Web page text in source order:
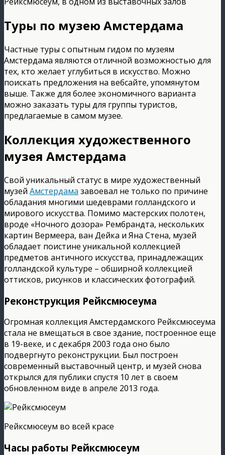
Туры по музею Амстердама
Частные туры с опытным гидом по музеям
Амстердама являются отличной возможностью для
тех, кто желает углубиться в искусство. Можно
поискать предложения на вебсайте, упомянутом
выше. Также для более экономичного варианта
можно заказать туры для группы туристов,
предлагаемые в самом музее.
Коллекция художественного
музея Амстердама
Свой уникальный статус в мире художественный
музей Амстердама завоевал не только по причине
обладания многими шедеврами голландского и
мирового искусства. Помимо мастерских полотен,
вроде «Ночного дозора» Рембрандта, нескольких
картин Вермеера, ван Дейка и Яна Стена, музей
обладает поистине уникальной коллекцией
предметов античного искусства, принадлежащих
голландской культуре – обширной коллекцией
оттисков, рисунков и классических фотографий.
Реконструкция Рейксмюсеума
Огромная коллекция Амстердамского Рейксмюсеума
стала не вмещаться в свое здание, построенное еще
в 19-веке, и с декабря 2003 года оно было
подвергнуто реконструкции. Был построен
современный выставочный центр, и музей снова
открылся для публики спустя 10 лет в своем
обновленном виде в апреле 2013 года.
Рейксмюсеум во всей красе
Часы работы Рейксмюсеум